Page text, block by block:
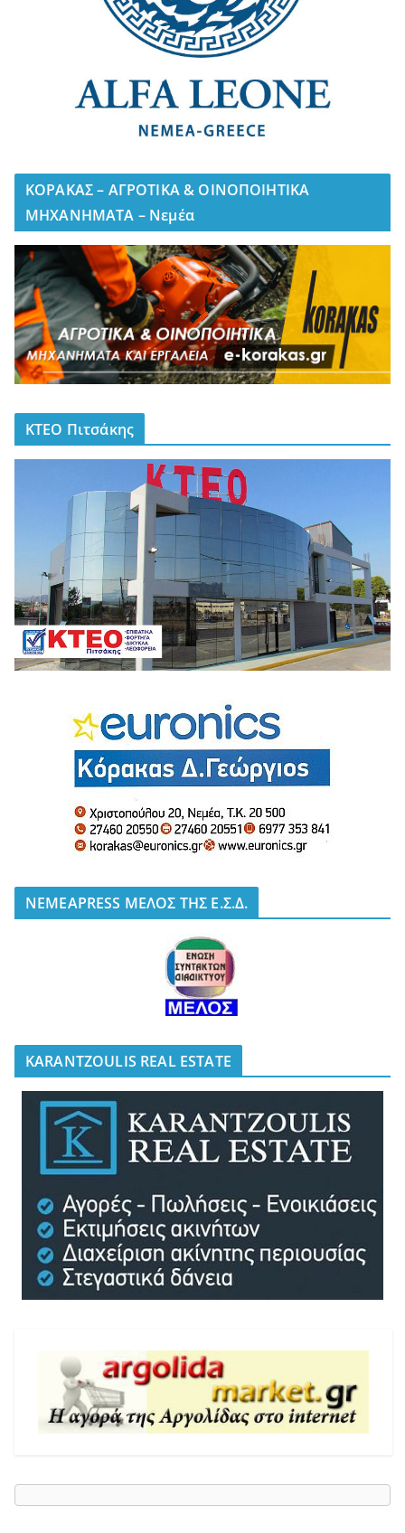
ΚΟΡΑΚΑΣ – ΑΓΡΟΤΙΚΑ & ΟΙΝΟΠΟΙΗΤΙΚΑ
ΜΗΧΑΝΗΜΑΤΑ – Νεμέα
ΚΤΕΟ Πιτσάκης
NEMEAPRESS ΜΕΛΟΣ ΤΗΣ Ε.Σ.Δ.
KARANTZOULIS REAL ESTATE